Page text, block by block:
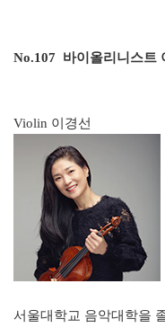
No.107 바이올리니스트
Violin 이경선
서울대학교 음악대학을